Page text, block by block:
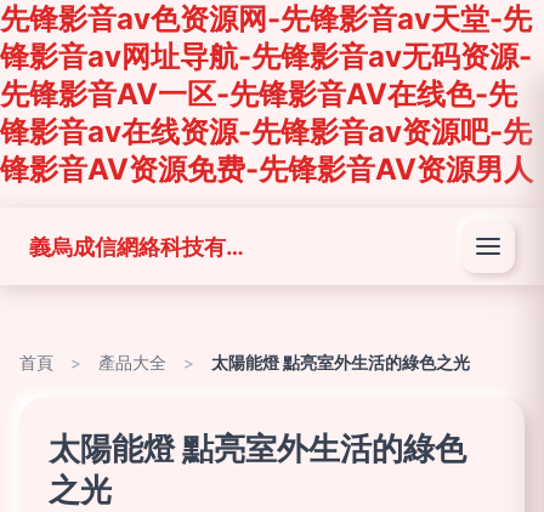
先锋影音av色资源网-先锋影音av天堂-先
锋影音av网址导航-先锋影音av无码资源-
先锋影音AV一区-先锋影音AV在线色-先
锋影音av在线资源-先锋影音av资源吧-先
锋影音AV资源免费-先锋影音AV资源男人
義烏成信網絡科技有限公司
首頁 > 產品大全 > 太陽能燈 點亮室外生活的綠色之光
太陽能燈 點亮室外生活的綠色
之光